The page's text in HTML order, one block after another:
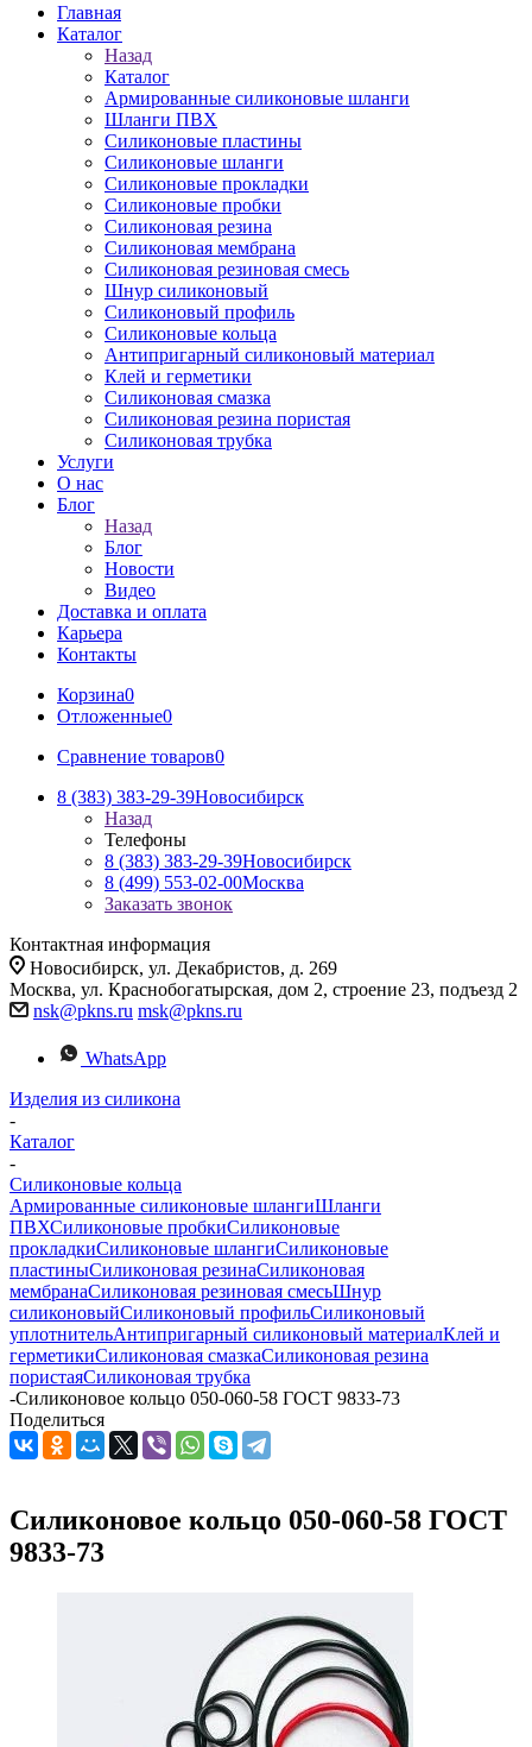
Главная
Каталог
Назад
Каталог
Армированные силиконовые шланги
Шланги ПВХ
Силиконовые пластины
Силиконовые шланги
Силиконовые прокладки
Силиконовые пробки
Силиконовая резина
Силиконовая мембрана
Силиконовая резиновая смесь
Шнур силиконовый
Силиконовый профиль
Силиконовые кольца
Антипригарный силиконовый материал
Клей и герметики
Силиконовая смазка
Силиконовая резина пористая
Силиконовая трубка
Услуги
О нас
Блог
Назад
Блог
Новости
Видео
Доставка и оплата
Карьера
Контакты
Корзина0
Отложенные0
Сравнение товаров0
8 (383) 383-29-39Новосибирск
Назад
Телефоны
8 (383) 383-29-39Новосибирск
8 (499) 553-02-00Москва
Заказать звонок
Контактная информация
Новосибирск, ул. Декабристов, д. 269
Москва, ул. Краснобогатырская, дом 2, строение 23, подъезд 2
nsk@pkns.ru msk@pkns.ru
WhatsApp
Изделия из силикона
-
Каталог
-
Силиконовые кольца
Армированные силиконовые шлангиШланги
ПВХСиликоновые пробкиСиликоновые
прокладкиСиликоновые шлангиСиликоновые
пластиныСиликоновая резинаСиликоновая
мембранаСиликоновая резиновая смесьШнур
силиконовыйСиликоновый профильСиликоновый
уплотнительАнтипригарный силиконовый материалКлей и
герметикиСиликоновая смазкаСиликоновая резина
пористаяСиликоновая трубка
-Силиконовое кольцо 050-060-58 ГОСТ 9833-73
Поделиться
Силиконовое кольцо 050-060-58 ГОСТ
9833-73